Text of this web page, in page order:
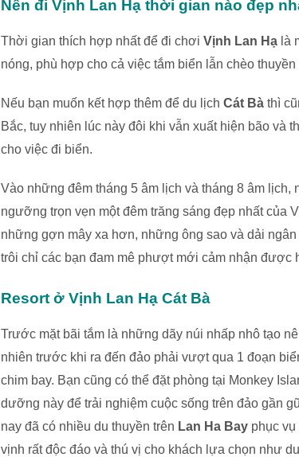
Nên đi Vịnh Lan Hạ thời gian nào đẹp
Thời gian thích hợp nhất để đi chơi Vịnh Lan Hạ là
nóng, phù hợp cho cả việc tắm biển lẫn chèo
Nếu bạn muốn kết hợp thêm để du lịch Cát Bà thì
Bắc, tuy nhiên lúc này đôi khi vẫn xuất hiện bão và
cho việc đi biển.
Vào những đêm tháng 5 âm lịch và tháng 8 âm lịch,
ngưỡng trọn vẹn một đêm trăng sáng đẹp nhất của
những gợn mây xa hơn, những ông sao và dải
trôi chỉ các bạn đam mê phượt mới cảm nhận được
Resort ở Vịnh Lan Hạ Cát Bà
Trước mặt bãi tắm là những dãy núi nhấp nhô tạo
nhiên trước khi ra đến đảo phải vượt qua 1 đoạn
chim bay. Bạn cũng có thể đặt phòng tại Monkey
dưỡng này để trải nghiệm cuộc sống trên đảo gần
nay đã có nhiều du thuyền trên Lan Ha Bay phục vụ
vịnh rất độc đáo và thú vị cho khách lựa chọn như